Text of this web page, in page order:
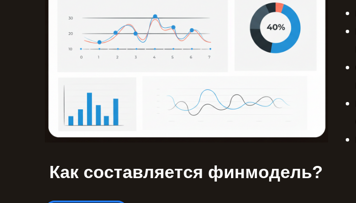
Как составляется финмодель?